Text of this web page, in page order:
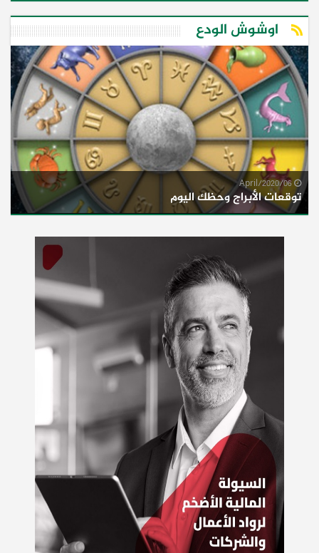
اوشوش الودع
توقعات الأبراج وحظك اليوم